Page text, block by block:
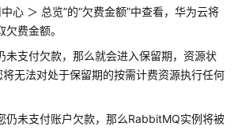
心 ＞ 总览”的“欠费金额”中查看，华为云将
费金额。
未支付欠款，那么就会进入保留期，资源状
将无法对处于保留期的按需计费资源执行任何
仍未支付账户欠款，那么RabbitMQ实例将被